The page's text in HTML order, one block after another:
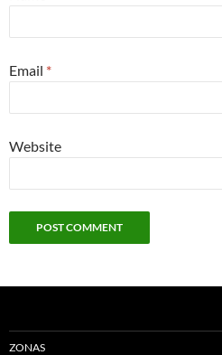
Email *
Website
ZONAS